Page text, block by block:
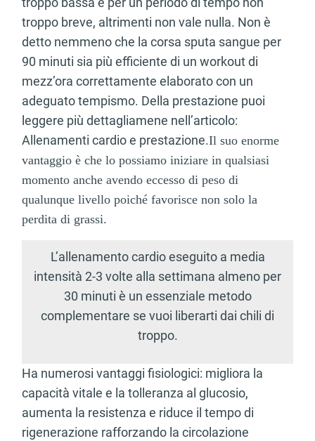
troppo breve, altrimenti non vale nulla. Non è
detto nemmeno che la corsa sputa sangue per
90 minuti sia più efficiente di un workout di
mezz’ora correttamente elaborato con un
adeguato tempismo. Della prestazione puoi
leggere più dettagliamene nell’articolo:
Allenamenti cardio e prestazione.Il suo enorme
vantaggio è che lo possiamo iniziare in qualsiasi
momento anche avendo eccesso di peso di
qualunque livello poiché favorisce non solo la
perdita di grassi.
L’allenamento cardio eseguito a media
intensità 2-3 volte alla settimana almeno per
30 minuti è un essenziale metodo
complementare se vuoi liberarti dai chili di
troppo.
Ha numerosi vantaggi fisiologici: migliora la
capacità vitale e la tolleranza al glucosio,
aumenta la resistenza e riduce il tempo di
rigenerazione rafforzando la circolazione